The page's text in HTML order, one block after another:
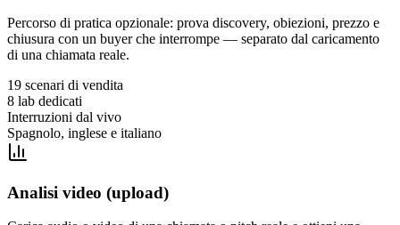
Percorso di pratica opzionale: prova discovery, obiezioni, prezzo e
chiusura con un buyer che interrompe — separato dal caricamento
di una chiamata reale.
19 scenari di vendita
8 lab dedicati
Interruzioni dal vivo
Spagnolo, inglese e italiano
Analisi video (upload)